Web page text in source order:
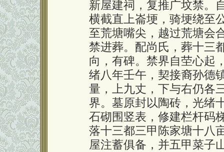
新屋建祠，复推广坟禁。
横截直上崙埂，骑埂绕至
至荒塘嘴尖，越过荒塘会
禁进葬。配尚氏，葬十三
向，有碑。禁界自茔心起
绪八年壬午，契接裔孙德
量，上九丈，下与右仍各
界。墓原封以陶砖，光绪
石砌围竖表，修建栏杆码
落十三都三甲陈家塘十八
屋注蓄俱备，并五甲菜子